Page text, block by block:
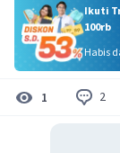
Ikuti
100rb
Habis
1 2